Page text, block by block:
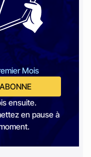
Mois
ensuite.
en pause à